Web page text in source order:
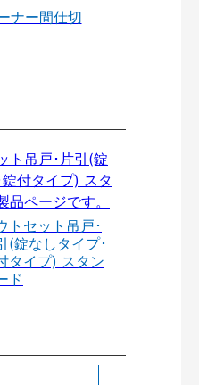
ナー間仕切
トセット吊戸･
(錠なしタイプ･
タイプ) スタン
ド